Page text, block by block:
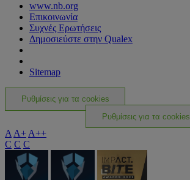
www.nb.org
Επικοινωνία
Συχνές Ερωτήσεις
Δημοσιεύστε στην Qualex
Sitemap
Ρυθμίσεις για τα cookies
Ρυθμίσεις για τα cookies
A A+ A++
C C C